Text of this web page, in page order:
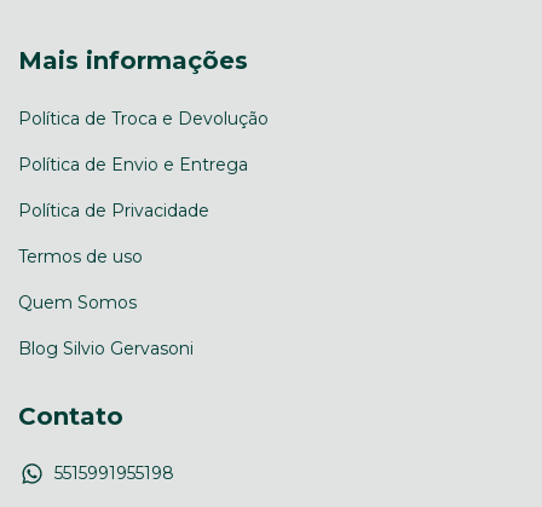
Mais informações
Política de Troca e Devolução
Política de Envio e Entrega
Política de Privacidade
Termos de uso
Quem Somos
Blog Silvio Gervasoni
Contato
5515991955198